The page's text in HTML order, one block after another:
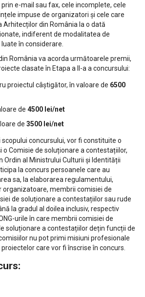
e-mail sau fax, cele incomplete, cele
impuse de organizatori și cele care
Arhitecților din România la o dată
indiferent de modalitatea de
în considerare.
România va acorda următoarele premii,
clasate în Etapa a II-a a concursului:
proiectul câștigător, în valoare de 6500
de 4500 lei/net
de 3500 lei/net
scopului concursului, vor fi constituite o
o Comisie de soluționare a contestațiilor,
Ordin al Ministrului Culturii și Identității
la concurs persoanele care au
sa, la elaborarea regulamentului,
organizatoare, membrii comisiei de
de soluționare a contestațiilor sau rude
la gradul al doilea inclusiv, respectiv
urile în care membrii comisiei de
soluționare a contestațiilor dețin funcții de
nu pot primi misiuni profesionale
care vor fi înscrise în concurs.